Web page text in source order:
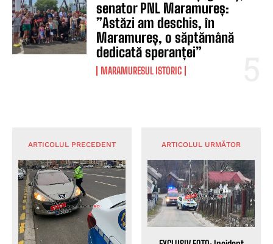
senator PNL Maramureș:
”Astăzi am deschis, în
Maramureș, o săptămână
dedicată speranței”
MARAMURESUL ISTORIC
ARTICOLUL PRECEDENT ARTICOLUL URMĂTOR